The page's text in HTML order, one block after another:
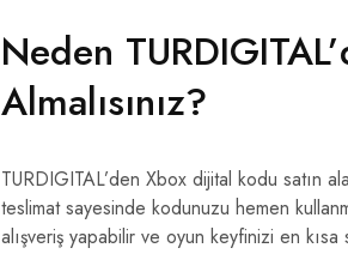
Neden
Almalısınız?
TURDIGITAL’den Xbox dijital kodu satın
teslimat sayesinde kodunuzu hemen
alışveriş yapabilir ve oyun keyfinizi en